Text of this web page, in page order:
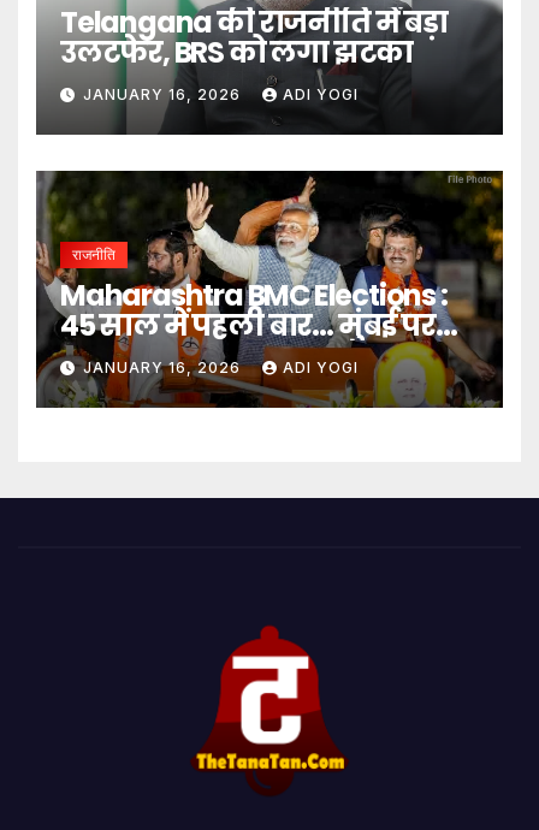
Telangana की राजनीति में बड़ा
उलटफेर, BRS को लगा झटका
JANUARY 16, 2026 ADI YOGI
राजनीति
Maharashtra BMC Elections :
45 साल में पहली बार… मुंबई पर
बादशाहत
JANUARY 16, 2026 ADI YOGI